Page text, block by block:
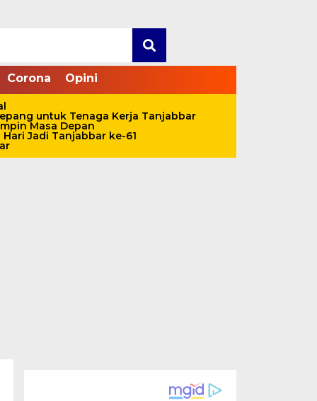
Corona Opini
untuk Tenaga Kerja Tanjabbar
Masa Depan
Jadi Tanjabbar ke-61